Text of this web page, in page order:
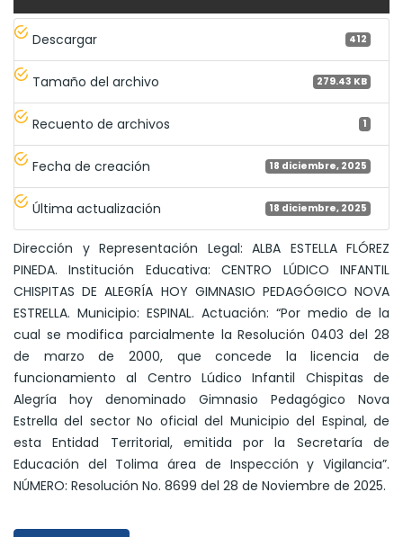
Descargar 412
Tamaño del archivo 279.43 KB
Recuento de archivos 1
Fecha de creación 18 diciembre, 2025
Última actualización 18 diciembre, 2025
Dirección y Representación Legal: ALBA ESTELLA FLÓREZ
PINEDA. Institución Educativa: CENTRO LÚDICO INFANTIL
CHISPITAS DE ALEGRÍA HOY GIMNASIO PEDAGÓGICO NOVA
ESTRELLA. Municipio: ESPINAL. Actuación: “Por medio de la
cual se modifica parcialmente la Resolución 0403 del 28
de marzo de 2000, que concede la licencia de
funcionamiento al Centro Lúdico Infantil Chispitas de
Alegría hoy denominado Gimnasio Pedagógico Nova
Estrella del sector No oficial del Municipio del Espinal, de
esta Entidad Territorial, emitida por la Secretaría de
Educación del Tolima área de Inspección y Vigilancia”.
NÚMERO: Resolución No. 8699 del 28 de Noviembre de 2025.